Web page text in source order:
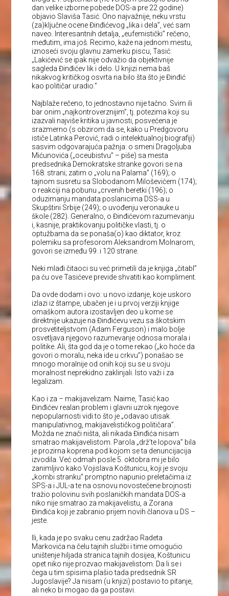
dan velike izborne pobede DOS-a pre 22 godine)
objavio Slaviša Tasić. Ono najvažnije, neku vrstu
(za)ključne ocene Đinđićevog „lika i dela”, već sam
naveo. Interesantnih detalja, „eufemistički” rečeno,
međutim, ima još. Recimo, kaže na jednom mestu,
iznoseći svoju glavnu zamerku piscu, Tasić:
„Lakićević se ipak nije odvažio da objektivnije
sagleda Đinđićev lik i delo. U knjizi nema baš
nikakvog kritičkog osvrta na bilo šta što je Đinđić
kao političar uradio.”
Najblaže rečeno, to jednostavno nije tačno. Svim ili
bar onim „najkontroverznijim”, tj. potezima koji su
izazvali najviše kritika u javnosti, posvećena je
srazmerno (s obzirom da se, kako u Predgovoru
ističe Latinka Perović, radi o intelektualnoj biografiji)
sasvim odgovarajuća pažnja: o smeni Dragoljuba
Mićunovića („oceubistvu” – piše) sa mesta
predsednika Demokratske stranke govori se na
168. strani; zatim o „volu na Palama” (169); o
tajnom susretu sa Slobodanom Miloševićem (174);
o reakciji na pobunu „crvenih beretki (196); o
oduzimanju mandata poslanicima DSS-a u
Skupštini Srbije (249); o uvođenju veronauke u
škole (282). Generalno, o Đinđićevom razumevanju
i, kasnije, praktikovanju političke vlasti, tj. o
optužbama da se ponaša(o) kao diktator, kroz
polemiku sa profesorom Aleksandrom Molnarom,
govori se između 99. i 120 strane.
Neki mlađi čitaoci su već primetili da je knjiga „čitabl”
pa ću ove Tasićeve previde shvatiti kao kompliment.
Da ovde dodam i ovo: u novo izdanje, koje uskoro
izlazi iz štampe, ubačen je i u prvoj verziji knjige
omaškom autora izostavljen deo u kome se
direktnije ukazuje na Đinđićevu vezu sa škotskim
prosvetiteljstvom (Adam Ferguson) i malo bolje
osvetljava njegovo razumevanje odnosa morala i
politike. Ali, šta god da je o tome rekao („ko hoće da
govori o moralu, neka ide u crkvu”) ponašao se
mnogo moralnije od onih koji su se u svoju
moralnost neprekidno zaklinjali. Isto važi i za
legalizam.
Kao i za – makijavelizam. Naime, Tasić kao
Đinđićev realan problem i glavni uzrok njegove
nepopularnosti vidi to što je „odavao utisak
manipulativnog, makijavelističkog političara”.
Možda ne znači ništa, ali nikada Đinđića nisam
smatrao makijavelistom. Parola „drž’te lopova” bila
je prozirna koprena pod kojom se ta denuncijacija
izvodila. Već odmah posle 5. oktobra mi je bilo
zanimljivo kako Vojislava Koštunicu, koji je svoju
„kombi stranku” promptno napunio preletačima iz
SPS-a i JUL-a te na osnovu novostečene brojnosti
tražio polovinu svih poslaničkih mandata DOS-a
niko nije smatrao za makijavelistu, a Zorana
Đinđića koji je zabranio prijem novih članova u DS –
jeste.
Ili, kada je po svaku cenu zadržao Radeta
Markovića na čelu tajnih službi i time omogućio
uništenje hiljada stranica tajnih dosijea, Koštunicu
opet niko nije prozvao makijavelistom. Da li se i
čega u tim spisima plašio tada predsednik SR
Jugoslavije? Ja nisam (u knjizi) postavio to pitanje,
ali neko bi mogao da ga postavi.